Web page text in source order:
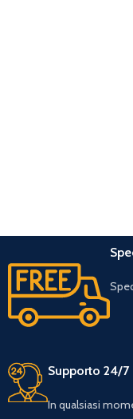
Supporto 24/7
In qualsiasi